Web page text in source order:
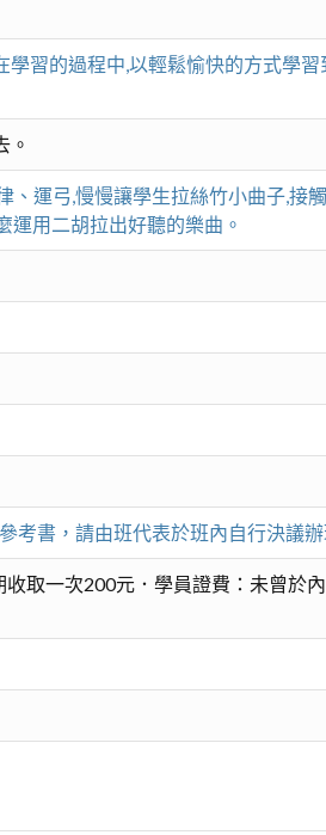
習的過程中,以輕鬆愉快的方式學
。
運弓,慢慢讓學生拉絲竹小曲子,接
運用二胡拉出好聽的樂曲。
書，請由班代表於班內自行決議辦
取一次200元．學員證費：未曾於